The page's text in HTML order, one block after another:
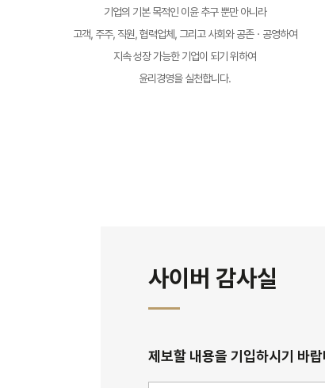
기업의 기본 목적인 이윤 추구 뿐만 아니라
고객, 주주, 직원, 협력업체, 그리고 사회와 공존ㆍ공영하여
지속 성장 가능한 기업이 되기 위하여
윤리경영을 실천합니다.
사이버 감사실
제보할 내용을 기입하시기 바